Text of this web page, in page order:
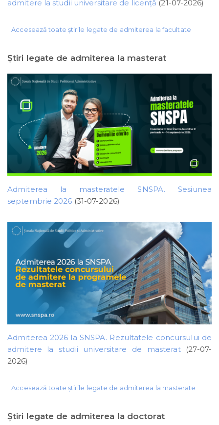
admitere la studii universitare de licență (21-07-2026)
Accesează toate știrile legate de admiterea la facultate
Ştiri legate de admiterea la masterat
Admiterea la masteratele SNSPA. Sesiunea
septembrie 2026 (31-07-2026)
Admiterea 2026 la SNSPA. Rezultatele concursului de
admitere la studii universitare de masterat
(27-07-
2026)
Accesează toate știrile legate de admiterea la masterate
Ştiri legate de admiterea la doctorat